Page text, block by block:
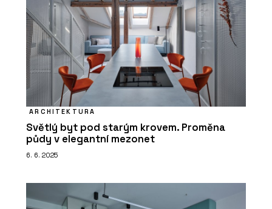
O FIRMĚ
Xella CZ
na druhém bytovém domě Rezidence
Triangl v Brně
ARCHITEKTURA
Světlý byt pod starým krovem. Proměna
půdy v elegantní mezonet
6. 6. 2025